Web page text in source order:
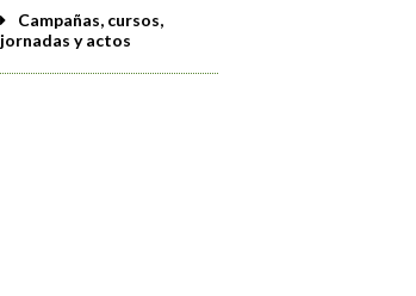
Campañas, cursos,
jornadas y actos